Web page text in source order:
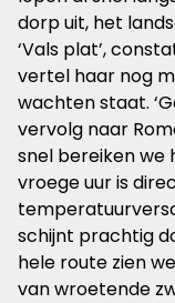
dorp uit, het
‘Vals plat’,
vertel haar nog
wachten staat.
vervolg naar
snel bereiken we
vroege uur is
schijnt prachtig
hele route zien
van wroetende